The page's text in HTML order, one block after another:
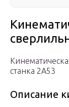
станка 2А53
Описание